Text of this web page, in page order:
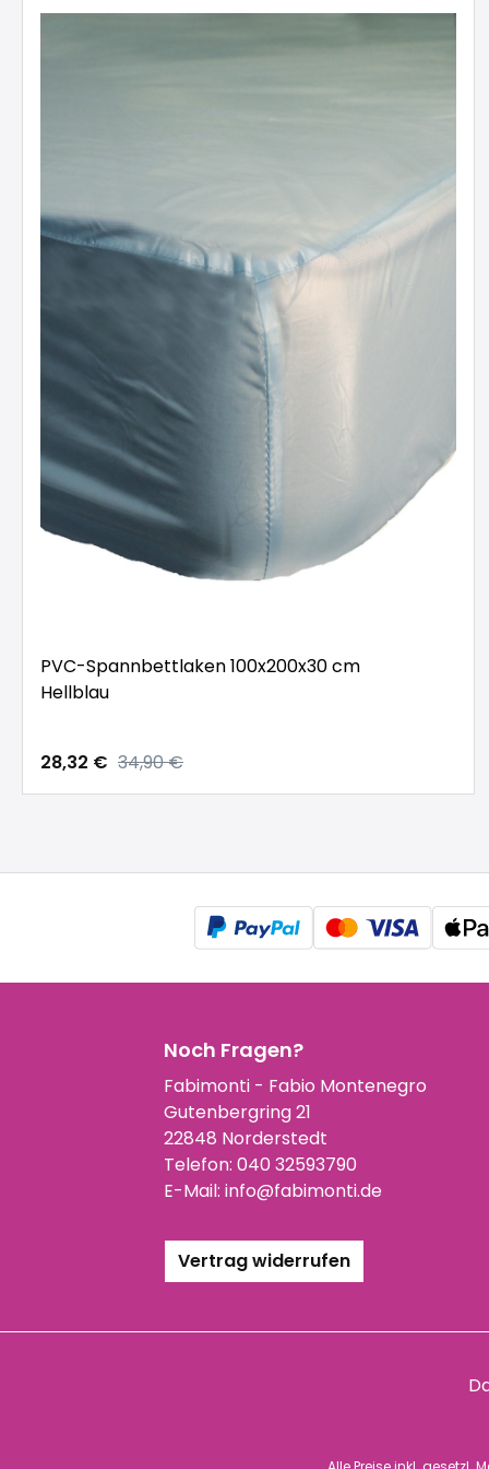
PVC-Spannbettlaken 100x200x30 cm
Hellblau
28,32 € 34,90 €
Noch Fragen?
Fabimonti - Fabio Montenegro
Gutenbergring 21
22848 Norderstedt
Telefon:040 32593790
E-Mail:info@fabimonti.de
Vertrag widerrufen